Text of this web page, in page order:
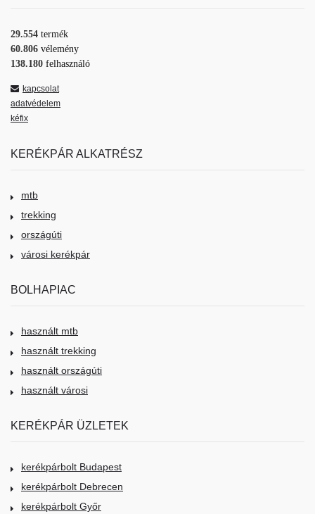
29.554 termék
60.806 vélemény
138.180 felhasználó
kapcsolat
adatvédelem
kéfix
KERÉKPÁR ALKATRÉSZ
mtb
trekking
országúti
városi kerékpár
BOLHAPIAC
használt mtb
használt trekking
használt országúti
használt városi
KERÉKPÁR ÜZLETEK
kerékpárbolt Budapest
kerékpárbolt Debrecen
kerékpárbolt Győr